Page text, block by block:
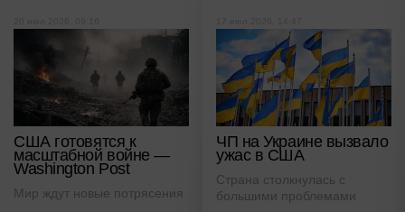
США готовятся к
масштабной войне —
Washington Post
Мир ждут новые потрясения
ЧП на Украине вызвало
ужас в США
Страна столкнулась с
большими проблемами